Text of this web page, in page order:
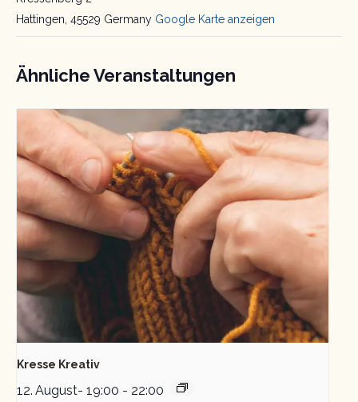
Hattingen 45529 Germany Google Karte anzeigen
Ähnliche Veranstaltungen
Kresse Kreativ
12. August- 19:00 - 22:00